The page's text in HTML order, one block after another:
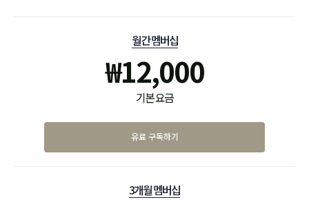
월간 멤버십
₩12,000
기본 요금
유료 구독하기
3개월 멤버십